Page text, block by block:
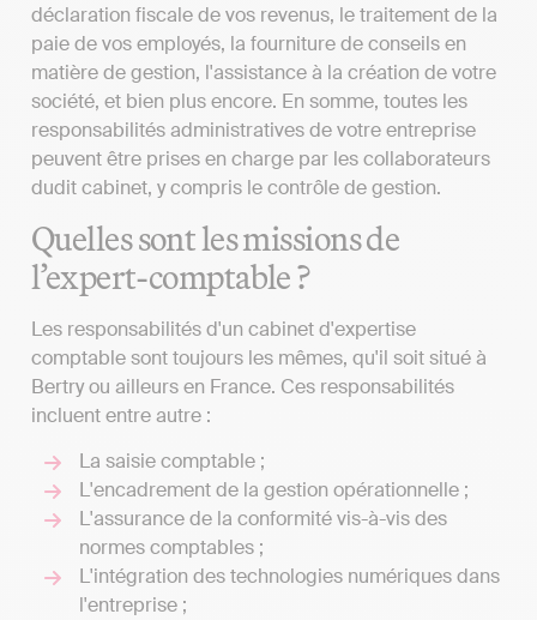
déclaration fiscale de vos revenus, le traitement de la
paie de vos employés, la fourniture de conseils en
matière de gestion, l'assistance à la création de votre
société, et bien plus encore. En somme, toutes les
responsabilités administratives de votre entreprise
peuvent être prises en charge par les collaborateurs
dudit cabinet, y compris le contrôle de gestion.
Quelles sont les missions de
l’expert-comptable ?
Les responsabilités d'un cabinet d'expertise
comptable sont toujours les mêmes, qu'il soit situé à
Bertry ou ailleurs en France. Ces responsabilités
incluent entre autre :
La saisie comptable ;
L'encadrement de la gestion opérationnelle ;
L'assurance de la conformité vis-à-vis des
normes comptables ;
L'intégration des technologies numériques dans
l'entreprise ;